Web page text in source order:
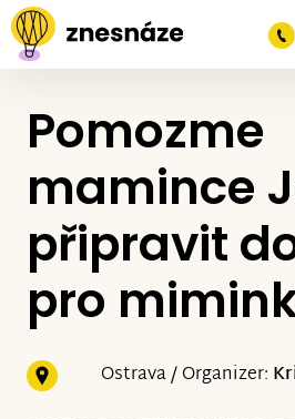
Pomozme
mamince
připravit
pro
Ostrava / Organizer: